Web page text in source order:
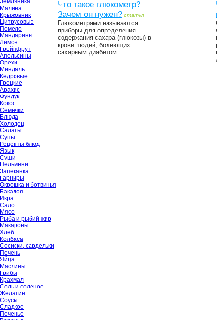
Земляника
Малина
Крыжовник
Цитрусовые
Помело
Мандарины
Лимон
Грейпфрут
Апельсины
Орехи
Миндаль
Кедровые
Грецкие
Арахис
Фундук
Кокос
Семечки
Блюда
Холодец
Салаты
Супы
Рецепты блюд
Язык
Суши
Пельмени
Запеканка
Гарниры
Окрошка и ботвинья
Бакалея
Икра
Сало
Мясо
Рыба и рыбий жир
Макароны
Хлеб
Колбаса
Сосиски, сардельки
Печень
Яйца
Маслины
Грибы
Крахмал
Соль и соленое
Желатин
Соусы
Сладкое
Печенье
Что такое глюкометр?
Зачем он нужен? статья
Глюкометрами называются
приборы для определения
содержания сахара (глюкозы) в
крови людей, болеющих
сахарным диабетом...